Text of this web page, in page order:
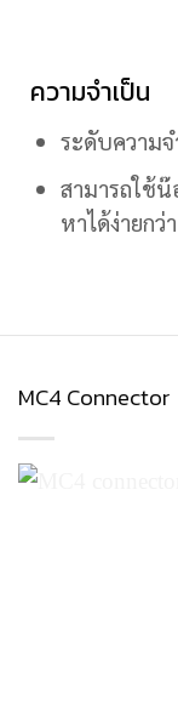
ความจำเป็น
ระดับความจ
สามารถใช้
หาได้ง่ายกว่
MC4 Connector